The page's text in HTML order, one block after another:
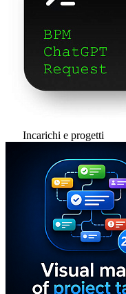
Incarichi e progetti